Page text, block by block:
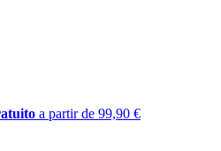
a partir de 99,90 €